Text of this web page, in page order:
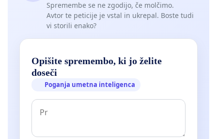
Spremembe se ne zgodijo, če molčimo.
Avtor te peticije je vstal in ukrepal. Boste tudi
vi storili enako?
Opišite spremembo, ki jo želite
doseči
Poganja umetna inteligenca